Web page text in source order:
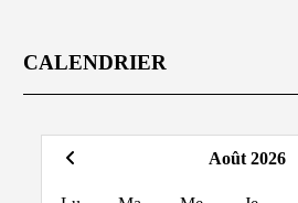
CALENDRIER
Août 2026